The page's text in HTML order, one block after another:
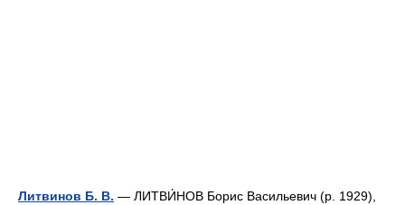
Литвинов Б. В. — ЛИТВИ́НОВ Борис Васильевич (р. 1929),